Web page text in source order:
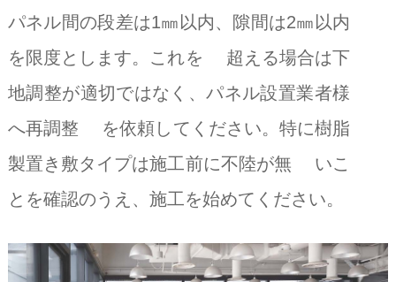
パネル間の段差は1㎜以内、隙間は2㎜以内
を限度とします。これを 超える場合は下
地調整が適切ではなく、パネル設置業者様
へ再調整 を依頼してください。特に樹脂
製置き敷タイプは施工前に不陸が無 いこ
とを確認のうえ、施工を始めてください。